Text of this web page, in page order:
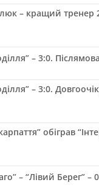
– кращий тренер
– 3:0.
– 3:0.
обіграв
– “Лівий Берег” –